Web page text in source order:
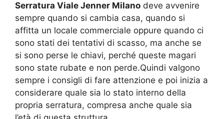
Serratura Viale Jenner Milano deve avvenire
sempre quando si cambia casa, quando si
affitta un locale commerciale oppure quando ci
sono stati dei tentativi di scasso, ma anche se
si sono perse le chiavi, perché queste magari
sono state rubate e non perde.Quindi valgono
sempre i consigli di fare attenzione e poi inizia a
considerare quale sia lo stato interno della
propria serratura, compresa anche quale sia